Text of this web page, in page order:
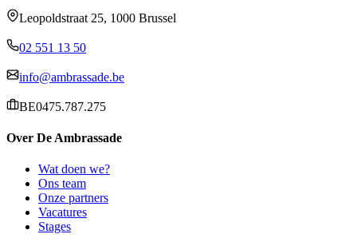
Leopoldstraat 25, 1000 Brussel
02 551 13 50
info@ambrassade.be
BE0475.787.275
Over De Ambrassade
Wat doen we?
Ons team
Onze partners
Vacatures
Stages